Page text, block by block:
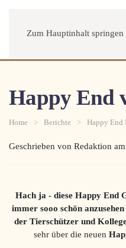
Zum Hauptinhalt springen
Menü
Happy End
Home Berichte Happy End
Geschrieben von Redaktion am
Hach ja - diese Happy End
immer sooo schön
der Tierschützer und
sehr über die neuen